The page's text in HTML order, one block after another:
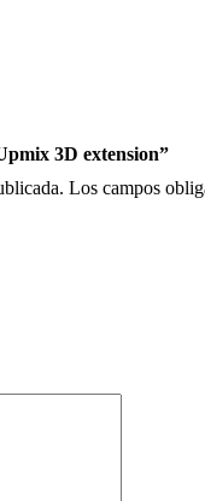
3D extension”
Los campos